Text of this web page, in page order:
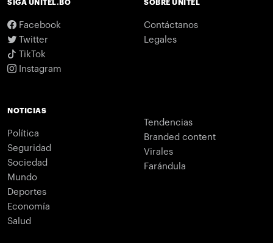
SIGA UNITEL.BO
Facebook
Twitter
TikTok
Instagram
SOBRE UNITEL
Contáctanos
Legales
NOTICIAS
Política
Seguridad
Sociedad
Mundo
Deportes
Economía
Salud
Tendencias
Branded content
Virales
Farándula